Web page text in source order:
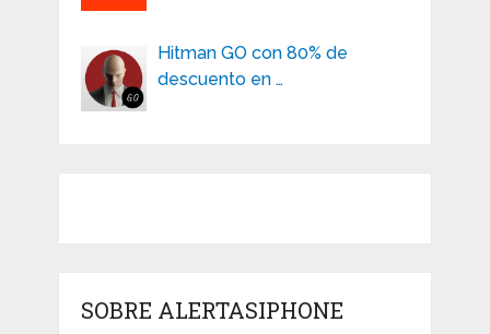
Hitman GO con 80% de
descuento en …
SOBRE ALERTASIPHONE